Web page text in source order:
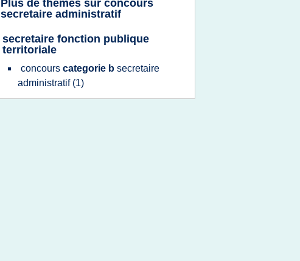
Plus de thèmes sur concours
secretaire administratif
secretaire fonction publique
territoriale
concours categorie b secretaire
administratif (1)